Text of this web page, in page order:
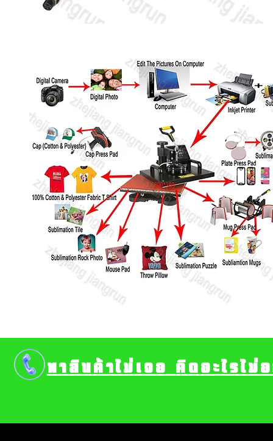
หาสินค้าไม่เจอ คิดอะไรไ